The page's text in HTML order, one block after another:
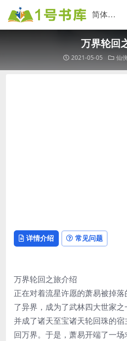
万界轮回
2021-05-05 仙
详情介绍 常见问题
万界轮回之旅介绍
正在对着流星许愿的萧易被掉
了异界，成为了武林四大世家之
并成了诸天至宝诸天轮回珠的
回万界。于是，萧易开端了一